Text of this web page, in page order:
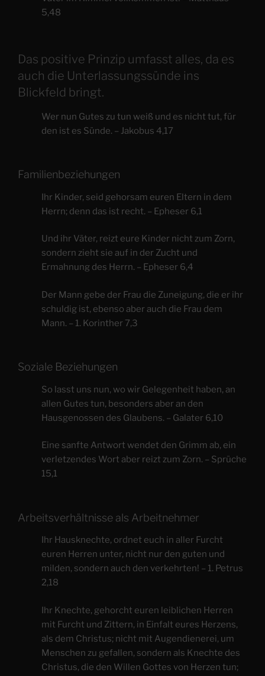
5,48
Das positive Prinzip umfasst alles, da es
auch die Unterlassungssünde ins
Blickfeld bringt.
Wer nun Gutes zu tun weiß und es nicht tut, für
den ist es Sünde. – Jakobus 4,17
Familienbeziehungen
Ihr Kinder, seid gehorsam euren Eltern in dem
Herrn; denn das ist recht. – Epheser 6,1
Und ihr Väter, reizt eure Kinder nicht zum Zorn,
sondern zieht sie auf in der Zucht und
Ermahnung des Herrn. – Epheser 6,4
Der Mann gebe der Frau die Zuneigung, die er ihr
schuldig ist, ebenso aber auch die Frau dem
Mann. – 1. Korinther 7,3
Soziale Beziehungen
So lasst uns nun, wo wir Gelegenheit haben, an
allen Gutes tun, besonders aber an den
Hausgenossen des Glaubens. – Galater 6,10
Eine sanfte Antwort wendet den Grimm ab, ein
verletzendes Wort aber reizt zum Zorn. – Sprüche
15,1
Arbeitsverhältnisse als Arbeitnehmer
Ihr Hausknechte, ordnet euch in aller Furcht
euren Herren unter, nicht nur den guten und
milden, sondern auch den verkehrten! – 1. Petrus
2,18
Ihr Knechte, gehorcht euren leiblichen Herren
mit Furcht und Zittern, in Einfalt eures Herzens,
als dem Christus; nicht mit Augendienerei, um
Menschen zu gefallen, sondern als Knechte des
Christus, die den Willen Gottes von Herzen tun;